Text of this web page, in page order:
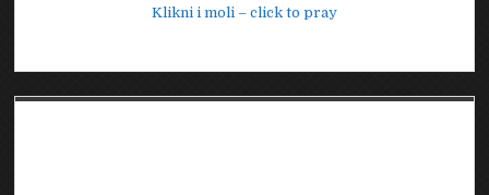
Klikni i moli – click to pray